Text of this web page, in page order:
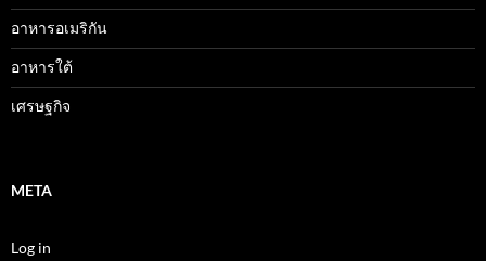
อาหารอเมริกัน
อาหารใต้
เศรษฐกิจ
META
Log in